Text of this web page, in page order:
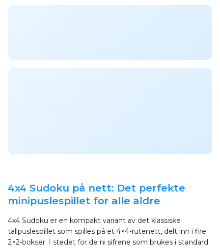
4x4 Sudoku på nett: Det perfekte
minipuslespillet for alle aldre
4x4 Sudoku er en kompakt variant av det klassiske
tallpuslespillet som spilles på et 4×4-rutenett, delt inn i fire
2×2-bokser. I stedet for de ni sifrene som brukes i standard